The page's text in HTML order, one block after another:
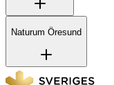
Naturum Öresund